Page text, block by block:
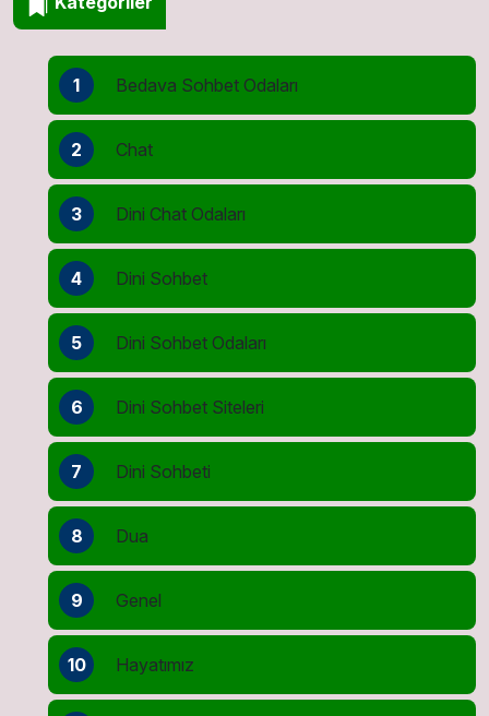
1 Bedava Sohbet Odaları
2 Chat
3 Dini Chat Odaları
4 Dini Sohbet
5 Dini Sohbet Odaları
6 Dini Sohbet Siteleri
7 Dini Sohbeti
8 Dua
9 Genel
10 Hayatımız